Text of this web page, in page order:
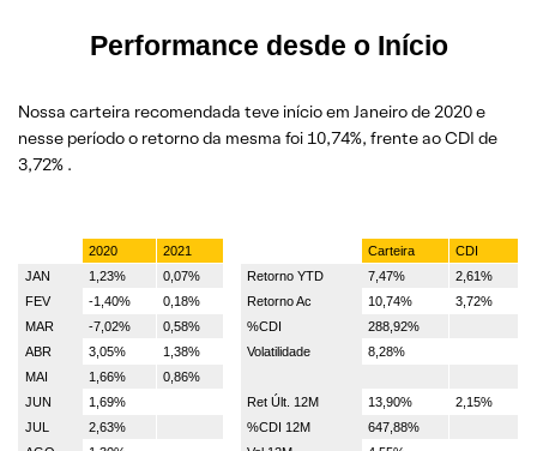
Performance desde o Início
Nossa carteira recomendada teve início em Janeiro de 2020 e
nesse período o retorno da mesma foi 10,74%, frente ao CDI de
3,72% .
2020 2021 Carteira
CDI
JAN
1,23% 0,07% Retorno YTD 7,47%
2,61%
FEV
-1,40% 0,18% Retorno Ac 10,74%
3,72%
MAR
-7,02% 0,58% %CDI
288,92%
ABR
3,05% 1,38% Volatilidade
8,28%
MAI
1,66%
0,86%
JUN
1,69% Ret Últ. 12M 13,90%
2,15%
JUL
2,63% %CDI 12M
647,88%